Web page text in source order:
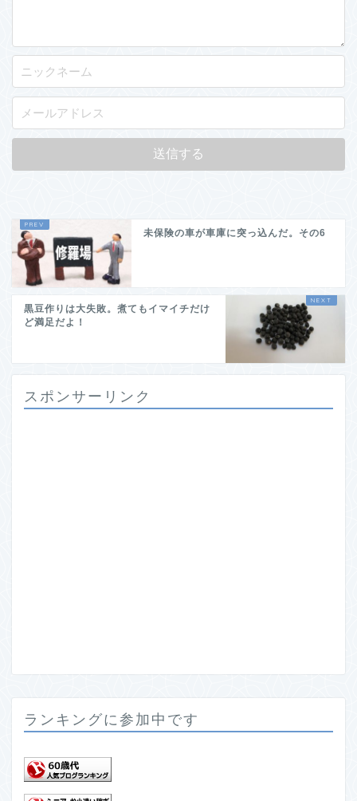
未保険の車が車庫に突っ込んだ。その6
黒豆作りは大失敗。煮てもイマイチだけ
ど満足だよ！
スポンサーリンク
ランキングに参加中です